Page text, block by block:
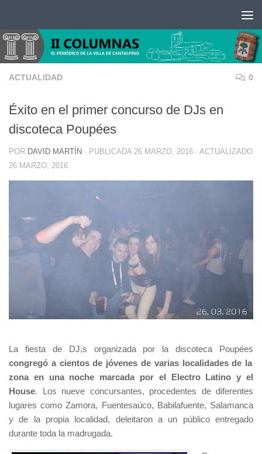
ACTUALIDAD 0
Éxito en el primer concurso de DJs en
discoteca Poupées
POR DAVID MARTÍN · PUBLICADA 26 MARZO, 2016 · ACTUALIZADO
26 MARZO, 2016
La fiesta de DJ,s organizada por la discoteca Poupées
congregó a cientos de jóvenes de varias localidades de la
zona en una noche marcada por el Electro Latino y el
House. Los nueve concursantes, procedentes de diferentes
lugares como Zamora, Fuentesaúco, Babilafuente, Salamanca
y de la propia localidad, deleitaron a un público entregado
durante toda la madrugada.